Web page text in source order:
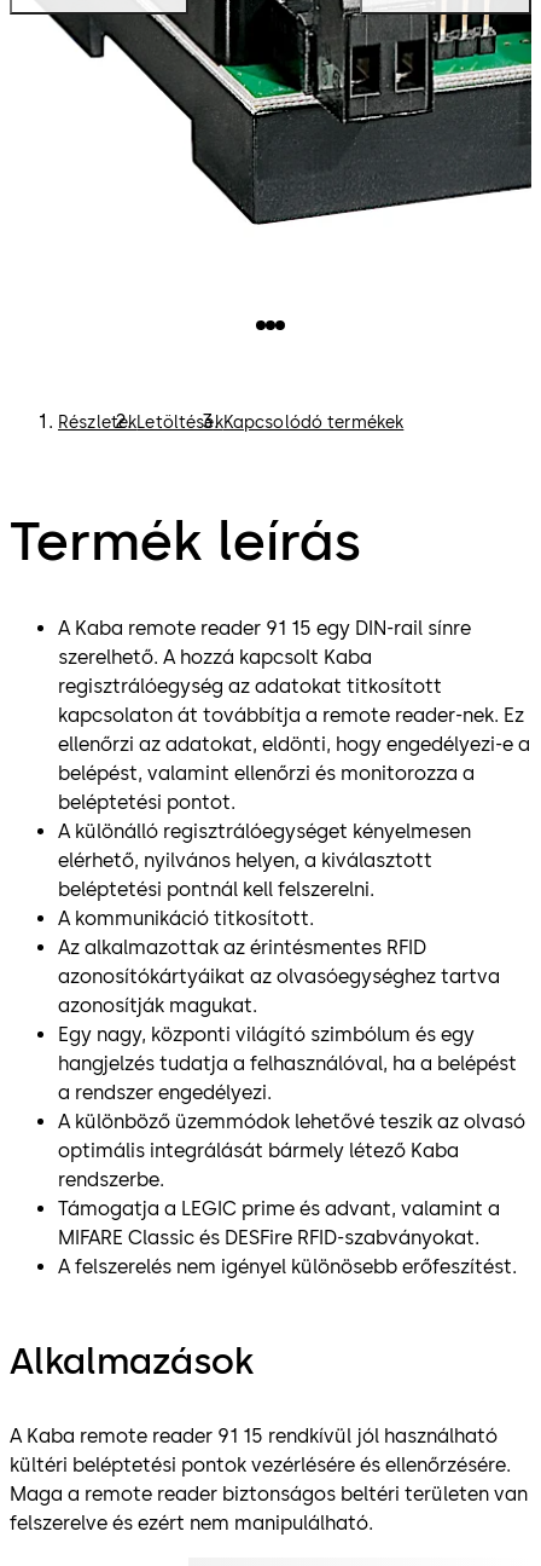
RészletekLetöltésekKapcsolódó termékek
Termék leírás
A Kaba remote reader 91 15 egy DIN-rail sínre
szerelhető. A hozzá kapcsolt Kaba
regisztrálóegység az adatokat titkosított
kapcsolaton át továbbítja a remote reader-nek. Ez
ellenőrzi az adatokat, eldönti, hogy engedélyezi-e a
belépést, valamint ellenőrzi és monitorozza a
beléptetési pontot.
A különálló regisztrálóegységet kényelmesen
elérhető, nyilvános helyen, a kiválasztott
beléptetési pontnál kell felszerelni.
A kommunikáció titkosított.
Az alkalmazottak az érintésmentes RFID
azonosítókártyáikat az olvasóegységhez tartva
azonosítják magukat.
Egy nagy, központi világító szimbólum és egy
hangjelzés tudatja a felhasználóval, ha a belépést
a rendszer engedélyezi.
A különböző üzemmódok lehetővé teszik az olvasó
optimális integrálását bármely létező Kaba
rendszerbe.
Támogatja a LEGIC prime és advant, valamint a
MIFARE Classic és DESFire RFID-szabványokat.
A felszerelés nem igényel különösebb erőfeszítést.
Alkalmazások
A Kaba remote reader 91 15 rendkívül jól használható
kültéri beléptetési pontok vezérlésére és ellenőrzésére.
Maga a remote reader biztonságos beltéri területen van
felszerelve és ezért nem manipulálható.